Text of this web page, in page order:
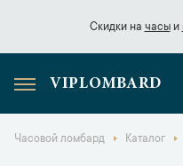
Скидки на часыи
Скидки начасы
VIPLOMBARD
Часовой ломбард Каталог